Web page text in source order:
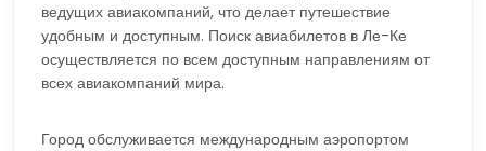
ведущих авиакомпаний, что делает путешествие
удобным и доступным. Поиск авиабилетов в Ле-Ке
осуществляется по всем доступным направлениям от
всех авиакомпаний мира.
Город обслуживается международным аэропортом